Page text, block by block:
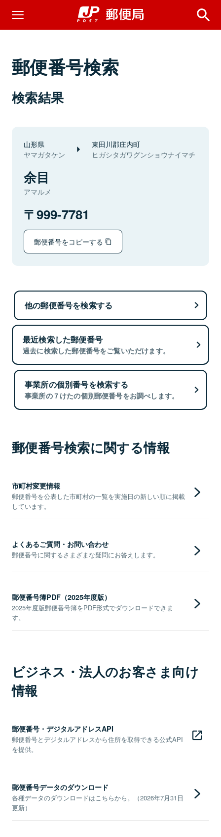
郵便番号検索
検索結果
山形県
ヤマガタケン
東田川郡庄内町
ヒガシタガワグンショウナイマチ
余目
アマルメ
999-7781
郵便番号をコピーする
他の郵便番号を検索する
最近検索した郵便番号
過去に検索した郵便番号をご覧いただけます。
事業所の個別番号を検索する
事業所の７けたの個別郵便番号をお調べします。
郵便番号検索に関する情報
市町村変更情報
郵便番号を公表した市町村の一覧を実施日の新しい順に掲載
しています。
よくあるご質問・お問い合わせ
郵便番号に関するさまざまな疑問にお答えします。
郵便番号簿PDF（2025年度版）
2025年度版郵便番号簿をPDF形式でダウンロードできま
す。
ビジネス・法人のお客さま向け
情報
郵便番号・デジタルアドレスAPI
郵便番号とデジタルアドレスから住所を取得できる公式API
を提供。
郵便番号データのダウンロード
各種データのダウンロードはこちらから。（2026年7月31日
更新）